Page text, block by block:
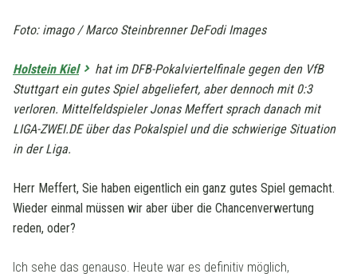
Foto: imago / Marco Steinbrenner DeFodi Images
Holstein Kiel
hat im DFB-Pokalviertelfinale gegen den VfB
Stuttgart ein gutes Spiel abgeliefert, aber dennoch mit 0:3
verloren. Mittelfeldspieler Jonas Meffert sprach danach mit
LIGA-ZWEI.DE über das Pokalspiel und die schwierige Situation
in der Liga.
Herr Meffert, Sie haben eigentlich ein ganz gutes Spiel gemacht.
Wieder einmal müssen wir aber über die Chancenverwertung
reden, oder?
Ich sehe das genauso. Heute war es definitiv möglich,